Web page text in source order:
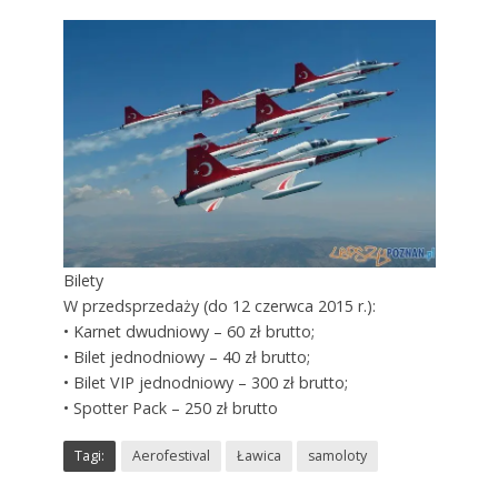
Bilety
W przedsprzedaży (do 12 czerwca 2015 r.):
• Karnet dwudniowy – 60 zł brutto;
• Bilet jednodniowy – 40 zł brutto;
• Bilet VIP jednodniowy – 300 zł brutto;
• Spotter Pack – 250 zł brutto
Tagi: Aerofestival Ławica samoloty